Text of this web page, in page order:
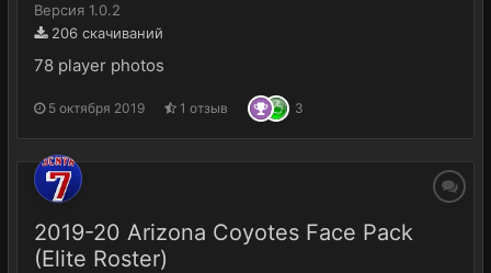
Версия 1.0.2
206 скачиваний
78 player photos
5 октября 2019 1 отзыв 3
2019-20 Arizona Coyotes Face Pack
(Elite Roster)